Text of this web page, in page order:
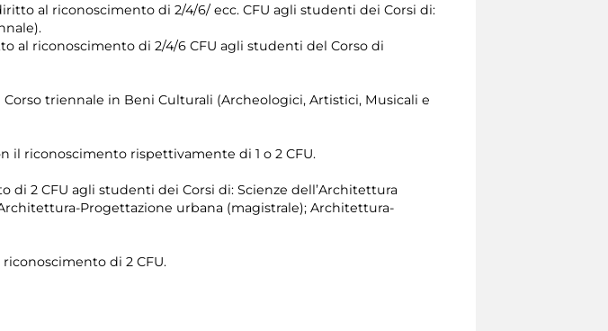
al riconoscimento di 2/4/6/ ecc. CFU agli studenti dei Corsi di:
al riconoscimento di 2/4/6 CFU agli studenti del Corso di
triennale in Beni Culturali (Archeologici, Artistici, Musicali e
il riconoscimento rispettivamente di 1 o 2 CFU.
2 CFU agli studenti dei Corsi di: Scienze dell’Architettura
Progettazione urbana (magistrale); Architettura-
di 2 CFU.